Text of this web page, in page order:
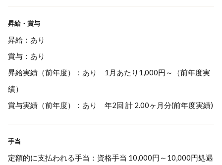
昇給・賞与
昇給：あり
賞与：あり
昇給実績（前年度）：あり 1月あたり1,000円～（前年度実
績）
賞与実績（前年度）：あり 年2回 計 2.00ヶ月分(前年度実績)
手当
定額的に支払われる手当：資格手当 10,000円～10,000円処遇